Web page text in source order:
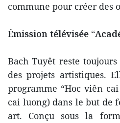
commune pour créer des
Émission télévisée
Bach Tuyêt reste
des projets artistiques.
programme “Hoc viên
cai luong) dans le but de
art. Conçu sous la